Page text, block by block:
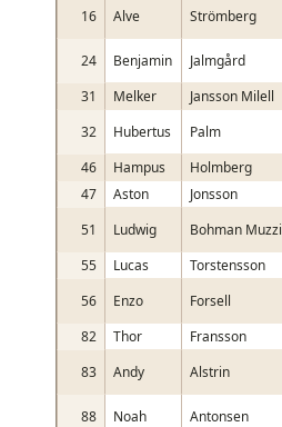
16
Alve Strömberg
24 Benjamin Jalmgård
31
Melker Jansson Milell
32
Hubertus Palm
46
Hampus Holmberg
47
Aston Jonsson
51
Ludwig Bohman Muzzi
55
Lucas Torstensson
56
Enzo Forsell
82
Thor Fransson
83
Andy Alstrin
88 Noah Antonsen